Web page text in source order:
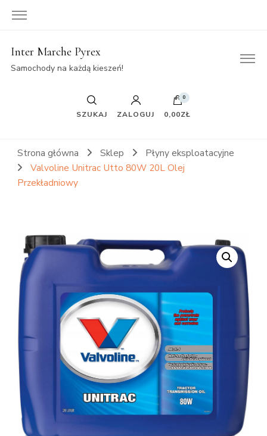
Inter Marche Pyrex
Samochody na każdą kieszeń!
SZUKAJ ZALOGUJ
0
0,00ZŁ
Strona główna Sklep
Płyny eksploatacyjne
Valvoline Unitrac Utto 80W 20L Olej
Przekładniowy